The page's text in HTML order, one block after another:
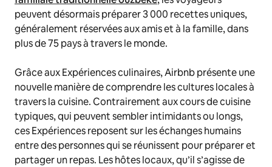
peuvent désormais préparer 3 000 recettes uniques,
généralement réservées aux amis et à la famille, dans
plus de 75 pays à travers le monde.
Grâce aux Expériences culinaires, Airbnb présente une
nouvelle manière de comprendre les cultures locales à
travers la cuisine. Contrairement aux cours de cuisine
typiques, qui peuvent sembler intimidants ou longs,
ces Expériences reposent sur les échanges humains
entre des personnes qui se réunissent pour préparer et
partager un repas. Les hôtes locaux, qu’il s’agisse de